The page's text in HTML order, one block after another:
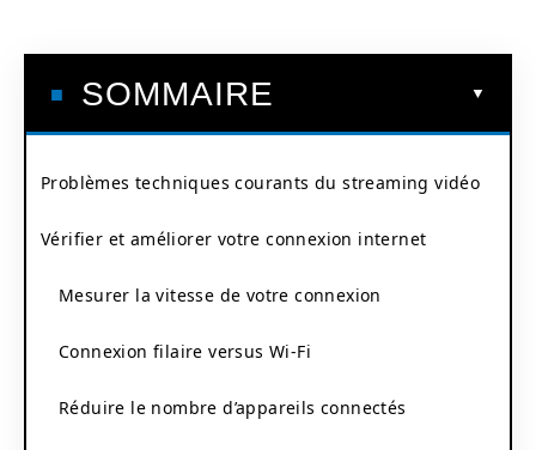
SOMMAIRE
Problèmes techniques courants du streaming vidéo
Vérifier et améliorer votre connexion internet
Mesurer la vitesse de votre connexion
Connexion filaire versus Wi-Fi
Réduire le nombre d’appareils connectés